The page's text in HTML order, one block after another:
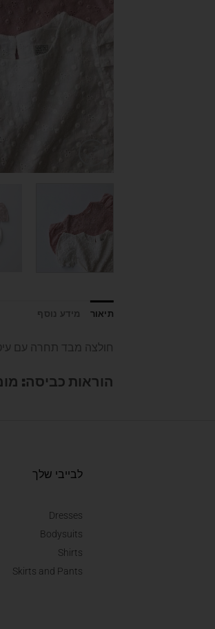
תיאור מידע נוסף
חולצה מבד תחרה עם
הוראות כביסה:
לבייבי שלך
Dresses
Bodysuits
Shirts
Skirts and Pants